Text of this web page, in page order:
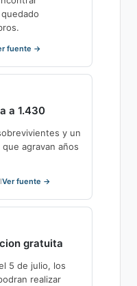
fuente →
a 1.430
y un
agravan años
Ver fuente →
gratuita
5 de julio, los
realizar